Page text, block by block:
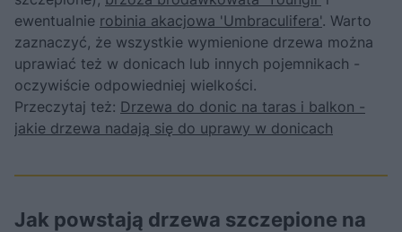
ewentualnie robinia akacjowa 'Umbraculifera'. Warto
zaznaczyć, że wszystkie wymienione drzewa można
uprawiać też w donicach lub innych pojemnikach -
oczywiście odpowiedniej wielkości.
Przeczytaj też: Drzewa do donic na taras i balkon -
jakie drzewa nadają się do uprawy w donicach
Jak powstają drzewa szczepione na